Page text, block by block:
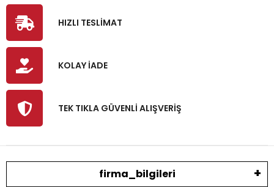
HIZLI TESLİMAT
KOLAY İADE
TEK TIKLA GÜVENLİ ALIŞVERİŞ
firma_bilgileri